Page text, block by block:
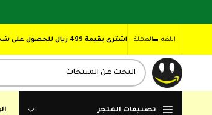
اللغه العملة اشترى بقيمة 499 ريال للحصول على شحن مجاني
تصنيفات المتجر